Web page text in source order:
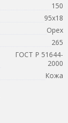
150
95х18
Орех
265
ГОСТ Р 51644-
2000
Кожа